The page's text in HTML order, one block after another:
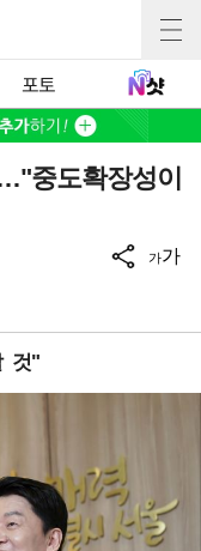
포토
중도확장성이
가가
것"